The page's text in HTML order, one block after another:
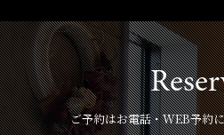
ご予約はお電話・WEB予約